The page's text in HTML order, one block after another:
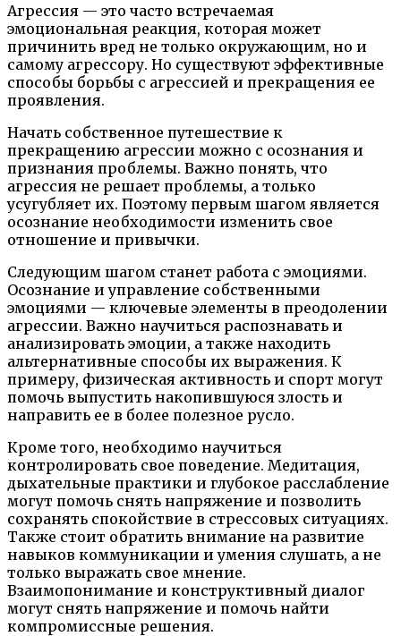
Агрессия — это часто встречаемая
эмоциональная реакция, которая может
причинить вред не только окружающим, но и
самому агрессору. Но существуют эффективные
способы борьбы с агрессией и прекращения ее
проявления.
Начать собственное путешествие к
прекращению агрессии можно с осознания и
признания проблемы. Важно понять, что
агрессия не решает проблемы, а только
усугубляет их. Поэтому первым шагом является
осознание необходимости изменить свое
отношение и привычки.
Следующим шагом станет работа с эмоциями.
Осознание и управление собственными
эмоциями — ключевые элементы в преодолении
агрессии. Важно научиться распознавать и
анализировать эмоции, а также находить
альтернативные способы их выражения. К
примеру, физическая активность и спорт могут
помочь выпустить накопившуюся злость и
направить ее в более полезное русло.
Кроме того, необходимо научиться
контролировать свое поведение. Медитация,
дыхательные практики и глубокое расслабление
могут помочь снять напряжение и позволить
сохранять спокойствие в стрессовых ситуациях.
Также стоит обратить внимание на развитие
навыков коммуникации и умения слушать, а не
только выражать свое мнение.
Взаимопонимание и конструктивный диалог
могут снять напряжение и помочь найти
компромиссные решения.